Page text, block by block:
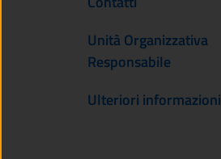
Unità Organizzativa
Responsabile
Ulteriori informazioni